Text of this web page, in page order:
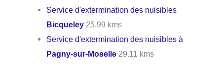
Service d'extermination des nuisibles
Bicqueley 25.99 kms
Service d'extermination des nuisibles à
Pagny-sur-Moselle 29.11 kms